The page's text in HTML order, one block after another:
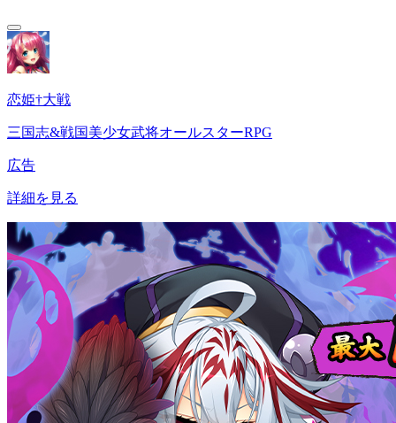
恋姫†大戦
三国志&戦国美少女武将オールスターRPG
広告
詳細を見る